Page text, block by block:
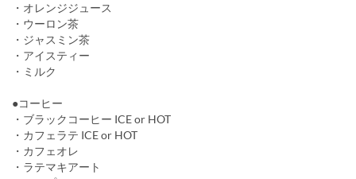
・オレンジジュース
・ウーロン茶
・ジャスミン茶
・アイスティー
・ミルク
●コーヒー
・ブラックコーヒー ICE or HOT
・カフェラテ ICE or HOT
・カフェオレ
・ラテマキアート